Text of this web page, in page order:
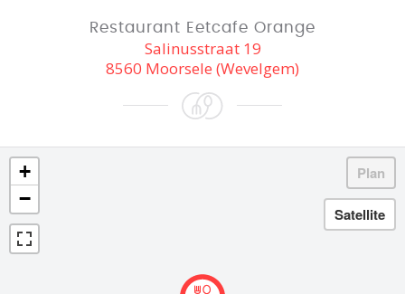
Restaurant Eetcafe Orange
Salinusstraat 19
8560 Moorsele (Wevelgem)
+
−